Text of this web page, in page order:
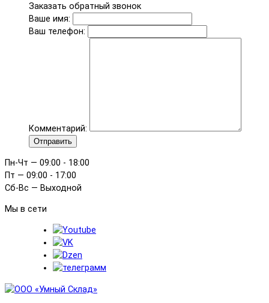
Заказать обратный звонок
Ваше имя:
Ваш телефон:
Комментарий:
Отправить
Пн-Чт — 09:00 - 18:00
Пт — 09:00 - 17:00
Сб-Вс — Выходной
Мы в сети